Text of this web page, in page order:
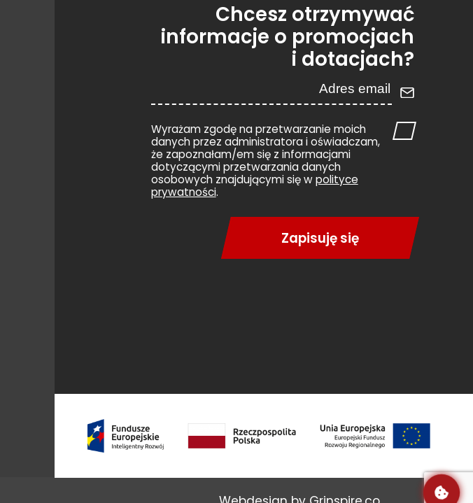
Chcesz otrzymywać
informacje o promocjach
i dotacjach?
Wyrażam zgodę na przetwarzanie moich
danych przez administratora i oświadczam,
że zapoznałam/em się z informacjami
dotyczącymi przetwarzania danych
osobowych znajdującymi się wpolityce
prywatności.
Zapisuję się